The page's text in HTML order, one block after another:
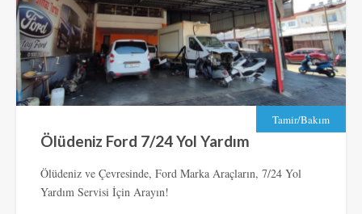
Tamir/Bakım
Ölüdeniz Ford 7/24 Yol Yardım
Ölüdeniz ve Çevresinde, Ford Marka Araçların, 7/24 Yol
Yardım Servisi İçin Arayın!